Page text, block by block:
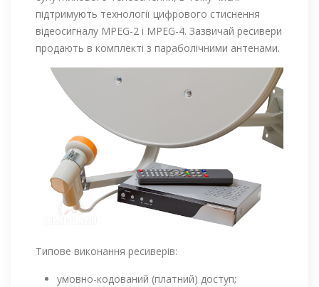
підтримують технології цифрового стиснення
відеосигналу MPEG-2 і MPEG-4. Зазвичай ресивери
продають в комплекті з параболічними антенами.
Типове виконання ресиверів:
умовно-кодований (платний) доступ;